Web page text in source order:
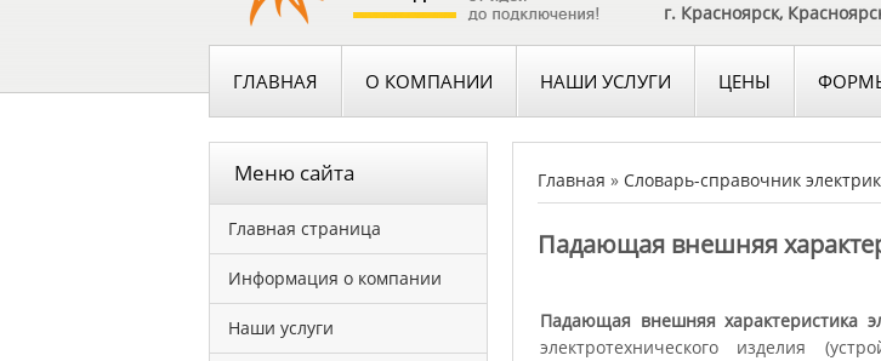
г. Красноярск,
ГЛАВНАЯ О КОМПАНИИ НАШИ УСЛУГИ ЦЕНЫ
Меню сайта
Главная страница
Информация о компании
Наши услуги
Главная » Словарь-справочник
Падающая внешняя
Падающая внешняя характеристика
электротехнического изделия